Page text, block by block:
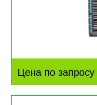
Цена по запросу